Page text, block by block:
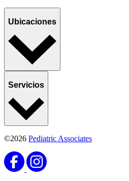
Ubicaciones
Servicios
©2026 Pediatric Associates